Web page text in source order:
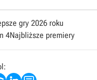
gry 2026 roku
4Najbliższe premiery